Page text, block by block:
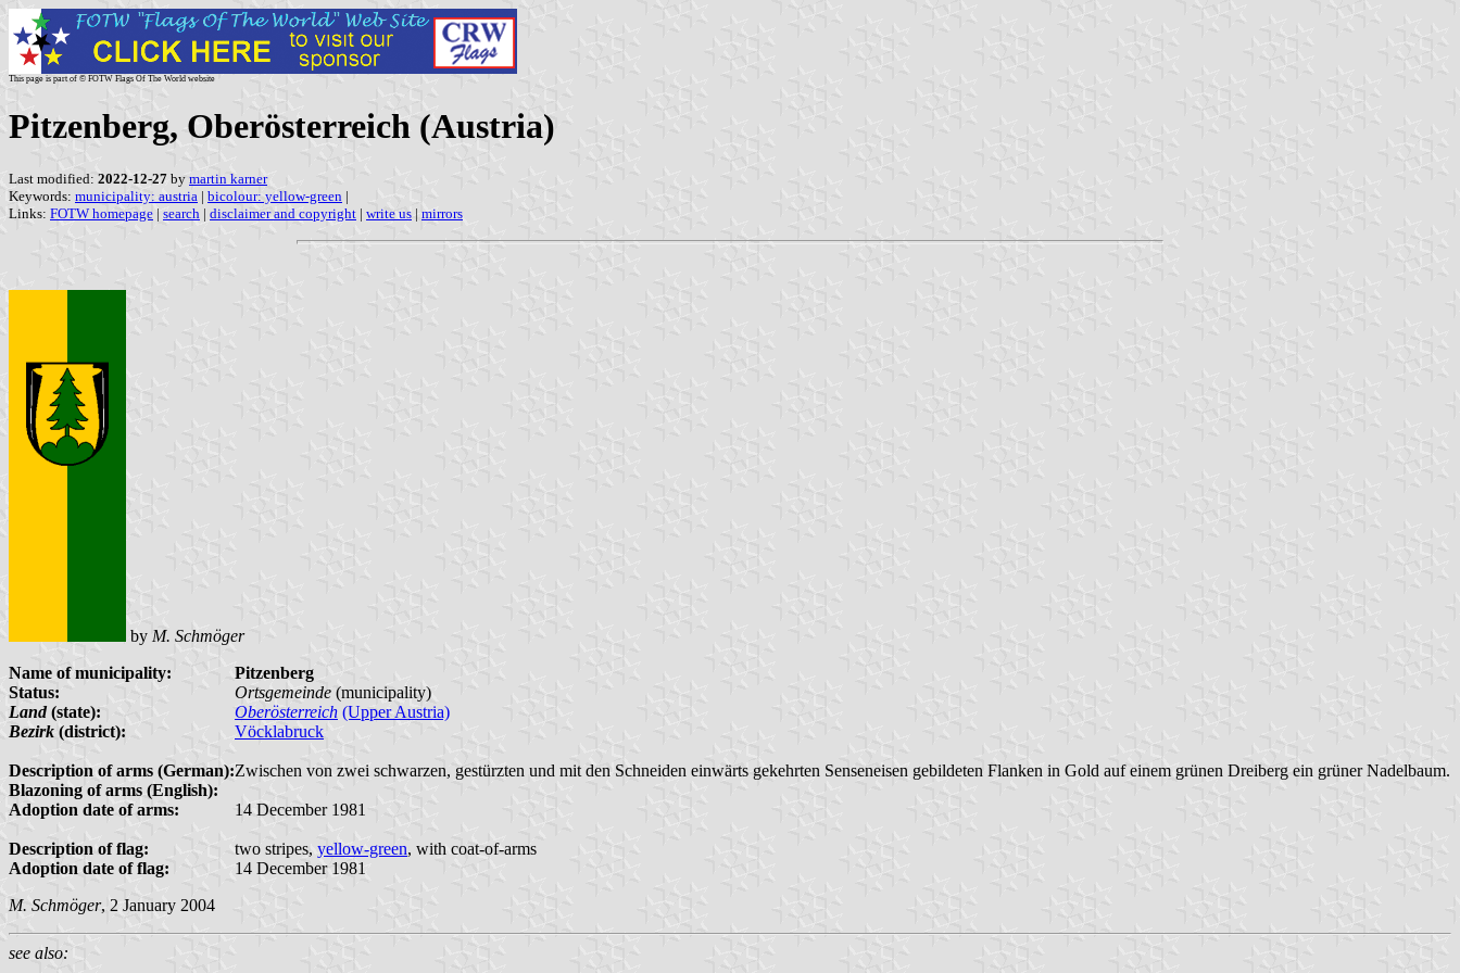
This page is part of © FOTW Flags Of The World website
Pitzenberg, Oberösterreich (Austria)
Last modified: 2022-12-27 by martin karner
Keywords: municipality: austria | bicolour: yellow-green |
Links: FOTW homepage | search | disclaimer and copyright | write us | mirrors
by M. Schmöger
Name of municipality:
Pitzenberg
Status:
Ortsgemeinde (municipality)
Land(state): Oberösterreich (Upper Austria)
Bezirk (district): Vöcklabruck
Description of arms (German):Zwischen von zwei schwarzen, gestürzten und mit den Schneiden einwärts gekehrten Senseneisen gebildeten Flanken in Gold auf einem grünen Dreiberg ein grüner Nadelbaum.
Blazoning of arms (English):
Adoption date of arms:
14 December 1981
Description of flag: two stripes, yellow-green, with coat-of-arms
Adoption date of flag:
14 December 1981
M. Schmöger, 2 January 2004
see also: